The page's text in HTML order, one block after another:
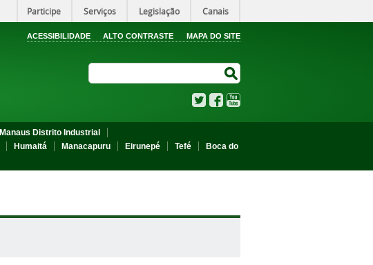
Participe Serviços Legislação Canais
ACESSIBILIDADE ALTO CONTRASTE MAPA DO SITE
TwitterFacebook
Manaus Distrito Industrial
Humaitá Manacapuru Eirunepé Tefé
Boca do